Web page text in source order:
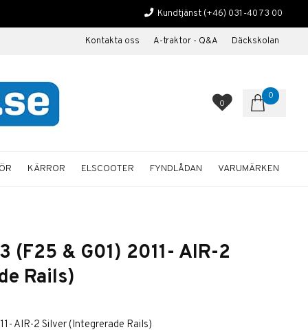
Kundtjänst (+46) 031-40 73 00
Kontakta oss A-traktor - Q&A Däckskolan
0
0
KÄRROR ELSCOOTER FYNDLÅDAN VARUMÄRKEN
(F25 & G01) 2011- AIR-2
Rails)
AIR-2 Silver (Integrerade Rails)